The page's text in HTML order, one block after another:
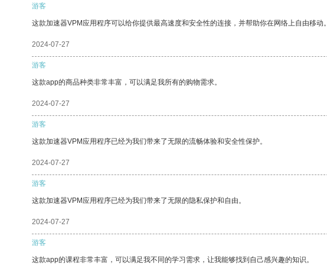
游客
这款加速器VPM应用程序可以给你提供最高速度和安全性的连接，并帮助你在网络上自由移动。
2024-07-27
游客
这款app的商品种类非常丰富，可以满足我所有的购物需求。
2024-07-27
游客
这款加速器VPM应用程序已经为我们带来了无限的流畅体验和安全性保护。
2024-07-27
游客
这款加速器VPM应用程序已经为我们带来了无限的隐私保护和自由。
2024-07-27
游客
这款app的课程非常丰富，可以满足我不同的学习需求，让我能够找到自己感兴趣的知识。